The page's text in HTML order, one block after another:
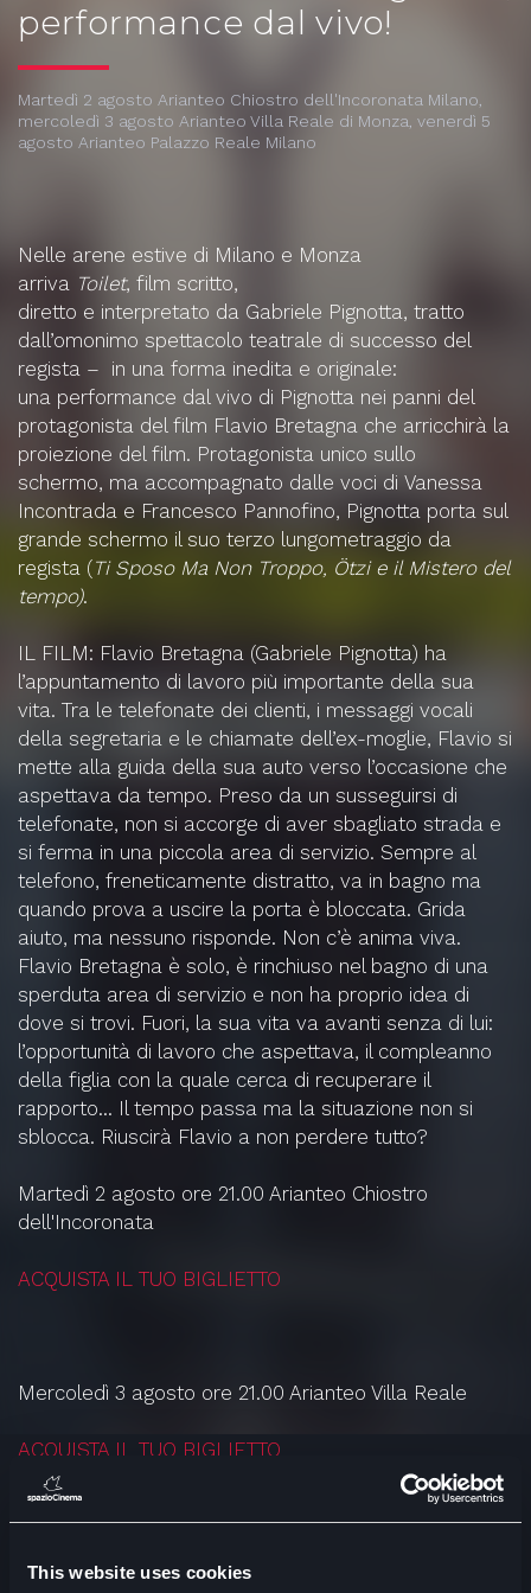
This website uses cookies
performance dal vivo!
Martedì 2 agosto Arianteo Chiostro dell'Incoronata Milano,
mercoledì 3 agosto Arianteo Villa Reale di Monza, venerdì 5
agosto Arianteo Palazzo Reale Milano
Nelle arene estive di Milano e Monza
arriva Toilet, film scritto,
diretto e interpretato da Gabriele Pignotta, tratto
dall’omonimo spettacolo teatrale di successo del
regista – in una forma inedita e originale:
una performance dal vivo di Pignotta nei panni del
protagonista del film Flavio Bretagna che arricchirà la
proiezione del film. Protagonista unico sullo
schermo, ma accompagnato dalle voci di Vanessa
Incontrada e Francesco Pannofino, Pignotta porta sul
grande schermo il suo terzo lungometraggio da
regista (Ti Sposo Ma Non Troppo, Ötzi e il Mistero del
tempo).
IL FILM: Flavio Bretagna (Gabriele Pignotta) ha
l’appuntamento di lavoro più importante della sua
vita. Tra le telefonate dei clienti, i messaggi vocali
della segretaria e le chiamate dell’ex-moglie, Flavio si
mette alla guida della sua auto verso l’occasione che
aspettava da tempo. Preso da un susseguirsi di
telefonate, non si accorge di aver sbagliato strada e
si ferma in una piccola area di servizio. Sempre al
telefono, freneticamente distratto, va in bagno ma
quando prova a uscire la porta è bloccata. Grida
aiuto, ma nessuno risponde. Non c’è anima viva.
Flavio Bretagna è solo, è rinchiuso nel bagno di una
sperduta area di servizio e non ha proprio idea di
dove si trovi. Fuori, la sua vita va avanti senza di lui:
l’opportunità di lavoro che aspettava, il compleanno
della figlia con la quale cerca di recuperare il
rapporto… Il tempo passa ma la situazione non si
sblocca. Riuscirà Flavio a non perdere tutto?
Martedì 2 agosto ore 21.00 Arianteo Chiostro
dell'Incoronata
ACQUISTA IL TUO BIGLIETTO
Mercoledì 3 agosto ore 21.00 Arianteo Villa Reale
ACQUISTA IL TUO BIGLIETTO
Venerdì 5 agosto ore 21.15 Arianteo Arianteo Palazzo